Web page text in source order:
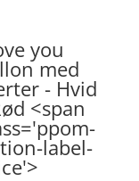
you
med
- Hvid
<span
label-